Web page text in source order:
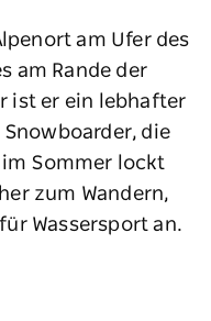
am Ufer des
am Rande der
ist er ein lebhafter
die
Sommer lockt
zum Wandern,
Wassersport an.